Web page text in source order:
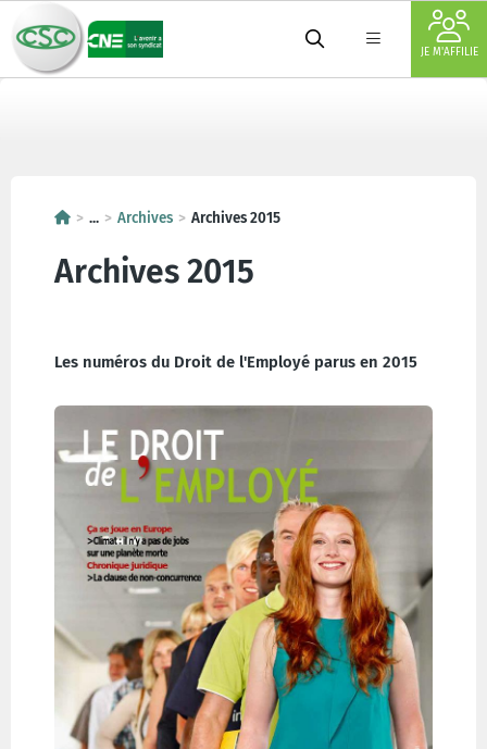
JE M'AFFILIE
... Archives Archives 2015
Archives 2015
Les numéros du Droit de l'Employé parus en 2015